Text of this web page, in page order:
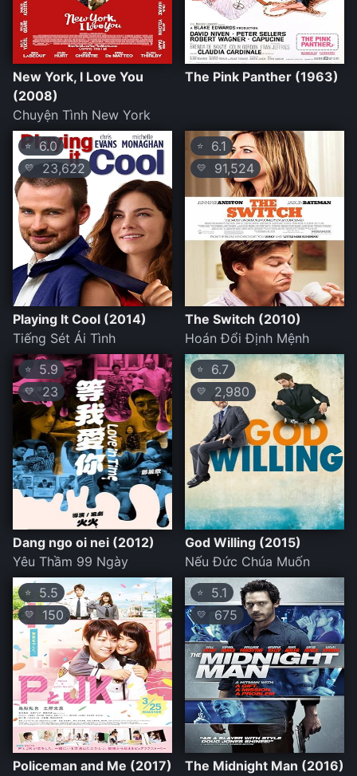
New York, I Love You
(2008)
Chuyện Tình New York
The Pink Panther (1963)
⭐6.0
💛23,622
Playing It Cool (2014)
Tiếng Sét Ái Tình
⭐ 6.1
💛 91,524
The Switch (2010)
Hoán Đổi Định Mệnh
⭐ 5.9
💛 23
Dang ngo oi nei (2012)
Yêu Thầm 99 Ngày
⭐ 6.7
💛 2,980
God Willing (2015)
Nếu Đức Chúa Muốn
⭐ 5.5
💛 150
Policeman and Me (2017)
⭐ 5.1
💛 675
The Midnight Man (2016)